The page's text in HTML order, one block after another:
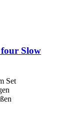
four Slow
Set